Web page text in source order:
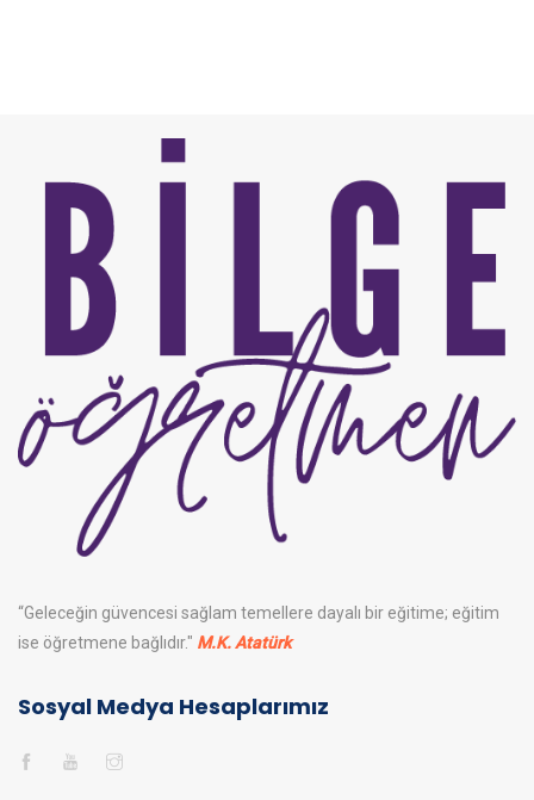
“Geleceğin güvencesi sağlam temellere dayalı bir eğitime; eğitim
ise öğretmene bağlıdır." M.K. Atatürk
Sosyal Medya Hesaplarımız